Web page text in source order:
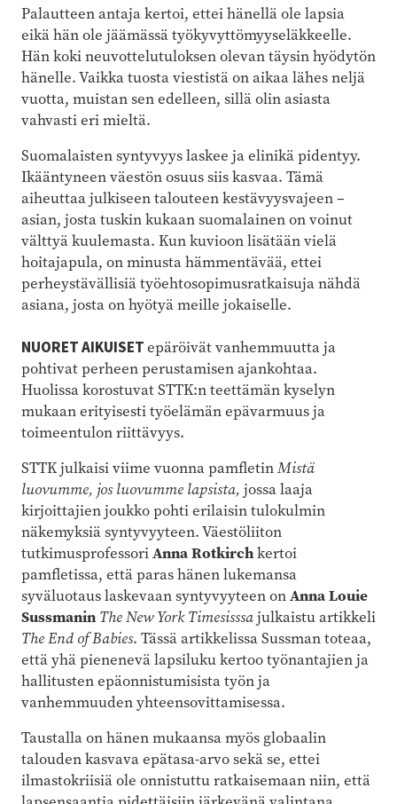
Palautteen antaja kertoi, ettei hänellä ole lapsia
eikä hän ole jäämässä työkyvyttömyyseläkkeelle.
Hän koki neuvottelutuloksen olevan täysin hyödytön
hänelle. Vaikka tuosta viestistä on aikaa lähes neljä
vuotta, muistan sen edelleen, sillä olin asiasta
vahvasti eri mieltä.
Suomalaisten syntyvyys laskee ja elinikä pidentyy.
Ikääntyneen väestön osuus siis kasvaa. Tämä
aiheuttaa julkiseen talouteen kestävyysvajeen –
asian, josta tuskin kukaan suomalainen on voinut
välttyä kuulemasta. Kun kuvioon lisätään vielä
hoitajapula, on minusta hämmentävää, ettei
perheystävällisiä työehtosopimusratkaisuja nähdä
asiana, josta on hyötyä meille jokaiselle.
NUORET AIKUISETepäröivät vanhemmuutta ja
pohtivat perheen perustamisen ajankohtaa.
Huolissa korostuvat STTK:n teettämän kyselyn
mukaan erityisesti työelämän epävarmuus ja
toimeentulon riittävyys.
STTK julkaisi viime vuonna pamfletinMistä
luovumme, jos luovumme lapsista, jossa laaja
kirjoittajien joukko pohti ­erilaisin tulokulmin
näkemyksiä syntyvyyteen. Väestöliiton
tutkimusprofessoriAnna Rotkirchkertoi
pamfletissa, että paras hänen lukemansa
syväluotaus laskevaan syntyvyyteen onAnna Louie
Sussmanin The New York Timesisssajulkaistu artikkeli
The End of Babies. Tässä artikkelissa Sussman toteaa,
että yhä pienenevä lapsiluku kertoo työnantajien ja
hallitusten epäonnistumisista työn ja
vanhemmuuden yhteensovittamisessa.
Taustalla on hänen mukaansa myös globaalin
talouden kasvava epätasa-arvo sekä se, ettei
ilmastokriisiä ole onnistuttu ratkaisemaan niin, että